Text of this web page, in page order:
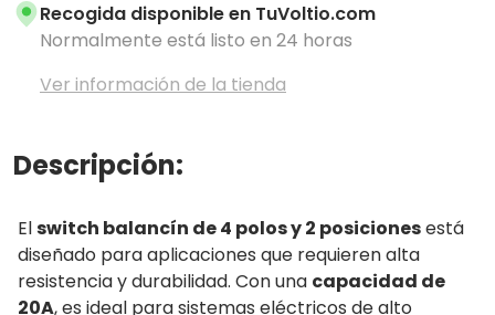
Recogida disponible en TuVoltio.com
Normalmente está listo en 24 horas
Ver información de la tienda
Descripción:
Elswitch balancín de 4 polos y 2 posicionesestá
diseñado para aplicaciones que requieren alta
resistencia y durabilidad. Con una capacidad de
20A, es ideal para sistemas eléctricos de alto